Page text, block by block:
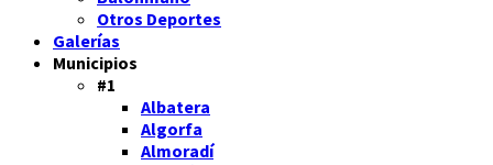
Otros Deportes
Galerías
Municipios
#1
Albatera
Algorfa
Almoradí